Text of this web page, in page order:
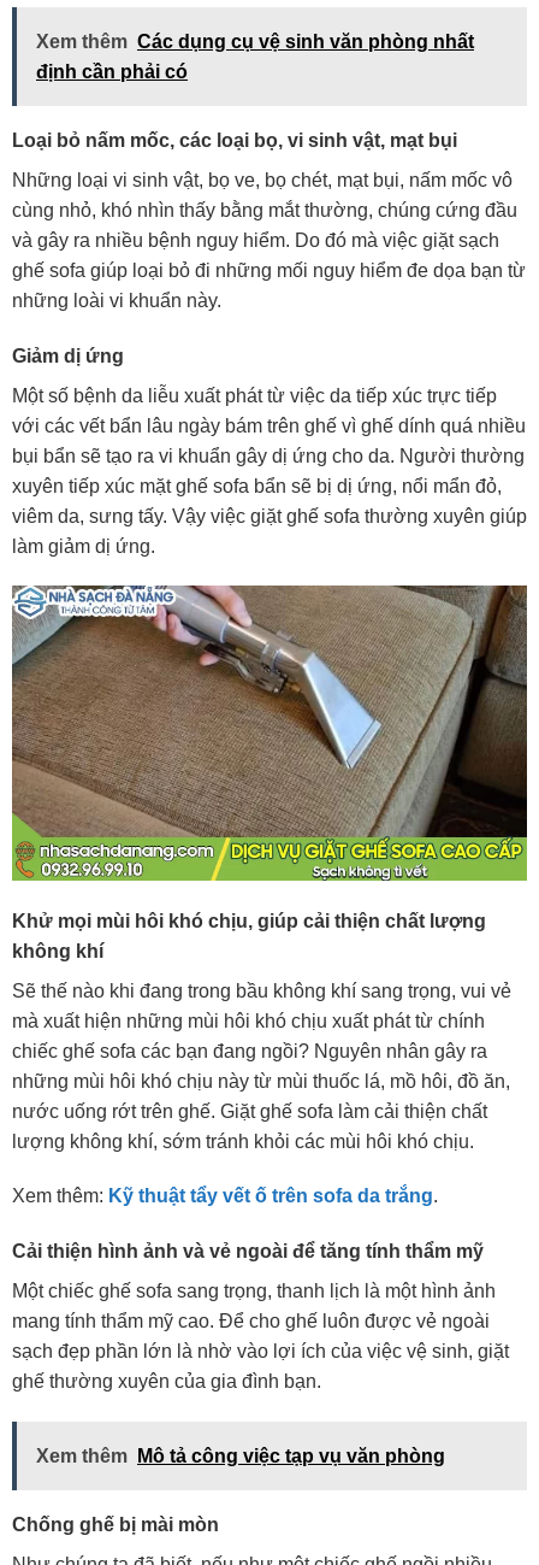
Xem thêm Các dụng cụ vệ sinh văn phòng nhất
định cần phải có
Loại bỏ nấm mốc, các loại bọ, vi sinh vật, mạt bụi
Những loại vi sinh vật, bọ ve, bọ chét, mạt bụi, nấm mốc vô
cùng nhỏ, khó nhìn thấy bằng mắt thường, chúng cứng đầu
và gây ra nhiều bệnh nguy hiểm. Do đó mà việc giặt sạch
ghế sofa giúp loại bỏ đi những mối nguy hiểm đe dọa bạn từ
những loài vi khuẩn này.
Giảm dị ứng
Một số bệnh da liễu xuất phát từ việc da tiếp xúc trực tiếp
với các vết bẩn lâu ngày bám trên ghế vì ghế dính quá nhiều
bụi bẩn sẽ tạo ra vi khuẩn gây dị ứng cho da. Người thường
xuyên tiếp xúc mặt ghế sofa bẩn sẽ bị dị ứng, nổi mẩn đỏ,
viêm da, sưng tấy. Vậy việc giặt ghế sofa thường xuyên giúp
làm giảm dị ứng.
Khử mọi mùi hôi khó chịu, giúp cải thiện chất lượng
không khí
Sẽ thế nào khi đang trong bầu không khí sang trọng, vui vẻ
mà xuất hiện những mùi hôi khó chịu xuất phát từ chính
chiếc ghế sofa các bạn đang ngồi? Nguyên nhân gây ra
những mùi hôi khó chịu này từ mùi thuốc lá, mồ hôi, đồ ăn,
nước uống rớt trên ghế. Giặt ghế sofa làm cải thiện chất
lượng không khí, sớm tránh khỏi các mùi hôi khó chịu.
Xem thêm: Kỹ thuật tẩy vết ố trên sofa da trắng.
Cải thiện hình ảnh và vẻ ngoài để tăng tính thẩm mỹ
Một chiếc ghế sofa sang trọng, thanh lịch là một hình ảnh
mang tính thẩm mỹ cao. Để cho ghế luôn được vẻ ngoài
sạch đẹp phần lớn là nhờ vào lợi ích của việc vệ sinh, giặt
ghế thường xuyên của gia đình bạn.
Xem thêm Mô tả công việc tạp vụ văn phòng
Chống ghế bị mài mòn